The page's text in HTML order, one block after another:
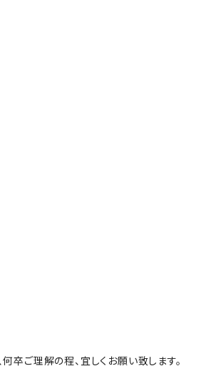
ご理解の程、宜しくお願い致します。